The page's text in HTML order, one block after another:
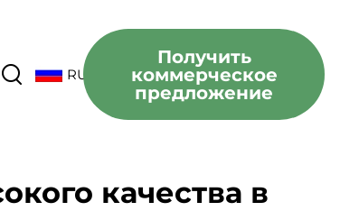
RU
Получить
коммерческое
предложение
качества в